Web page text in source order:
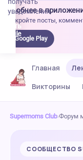
Удобнее в
Откройте посты,
Google Play
уведомления.
Главная
Викторины
Supermoms Club›Форум
СООБЩЕСТВО